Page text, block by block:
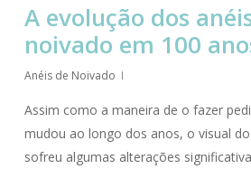
A evolução dos
noivado em 100
Anéis de Noivado
Assim como a maneira de o fazer
mudou ao longo dos anos, o visual
sofreu algumas alterações